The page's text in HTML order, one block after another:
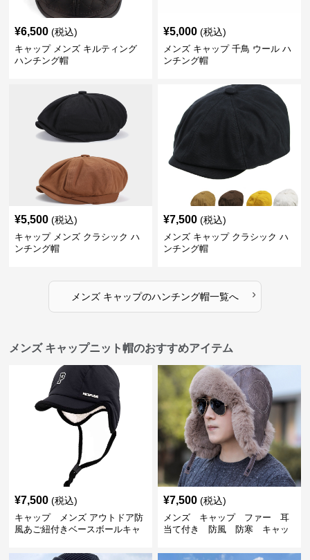
¥6,500 (税込)
キャップ メンズ キルティング
ハンチング帽
¥5,000 (税込)
メンズ キャップ 千鳥 ウール ハ
ンチング帽
¥5,500 (税込)
キャップ メンズ クラシック ハ
ンチング帽
¥7,500 (税込)
メンズ キャップ クラシック ハ
ンチング帽
メンズ キャップのハンチング帽一覧へ ›
メンズ キャップニット帽のおすすめアイテム
¥7,500 (税込)
キャップ メンズ アウトドア防
風あご紐付きベースボールキャ
¥7,500 (税込)
メンズ キャップ ファー 耳
当て付き 防風 防寒 キャッ